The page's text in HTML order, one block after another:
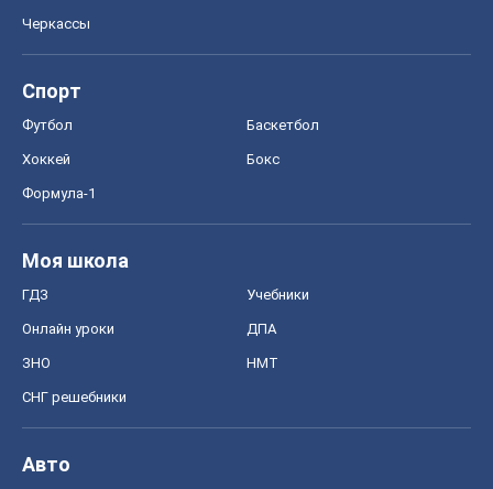
Черкассы
Спорт
Футбол Баскетбол
Хоккей Бокс
Формула-1
Моя школа
ГДЗ Учебники
Онлайн уроки ДПА
ЗНО НМТ
СНГ решебники
Авто